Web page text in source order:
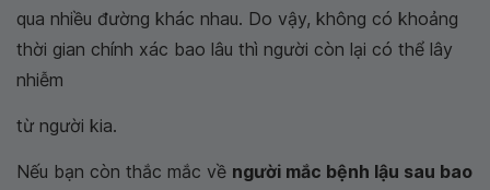
qua nhiều đường khác nhau. Do vậy, không có khoảng
thời gian chính xác bao lâu thì người còn lại có thể lây
nhiễm
từ người kia.
Nếu bạn còn thắc mắc về người mắc bệnh lậu sau bao